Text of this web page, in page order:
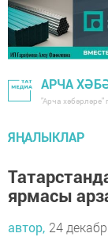
АРЧА
"Арча
ЯҢАЛЫКЛАР
ярмасы
автор, 24